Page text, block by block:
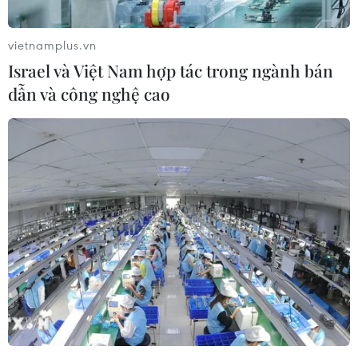
Israel đồng ý nối lại vòng đàm phán về
lệnh ngừng bắn nhân đạo ở Dải Gaza
30/03/2024 00:01
Thủ tướng Israel Benjamin Netanyahu đã trao đổi với
lãnh đạo các cơ quan tình báo, an ninh Shin Bet,
Mossad và “đồng ý cử các đoàn đàm phán tới Doha và
Cairo trong những ngày tới."
vietnamplus.vn
Israel và Việt Nam hợp tác trong ngành bán
dẫn và công nghệ cao